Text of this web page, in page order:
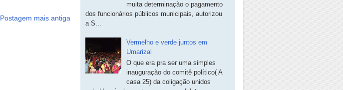
Postagem mais antiga
muita determinação o pagamento
dos funcionários públicos municipais, autorizou
a S...
Vermelho e verde juntos em
Umarizal
O que era pra ser uma simples
inauguração do comitê político( A
casa 25) da coligação unidos